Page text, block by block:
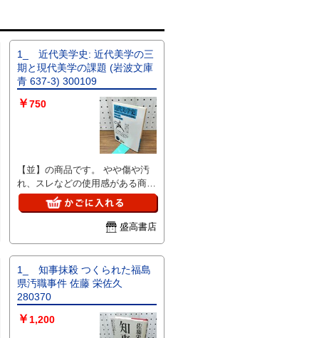
1_ 近代美学史: 近代美学の三
期と現代美学の課題 (岩波文庫
青 637-3) 300109
￥750
【並】の商品です。 やや傷や汚
れ、スレなどの使用感がある商品
です。 完璧にはチェックしてお
りませんので、見落としの可能性
が有る事をご理解頂き、ご検討下
せ。 ■I■注意事項■I■ クリーニン
グしておりません。ホコリや汚れ
は現状になります。 基本的にお
振込を確認した翌日発送となりま
すが、土・日・祝日は発送作業出
来ませんのでご了承ください。
盛高書店
1_ 知事抹殺 つくられた福島
県汚職事件 佐藤 栄佐久
280370
￥ 1,200